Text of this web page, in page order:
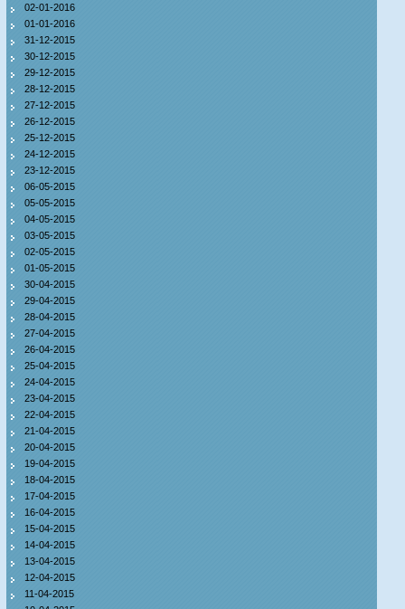
02-01-2016
01-01-2016
31-12-2015
30-12-2015
29-12-2015
28-12-2015
27-12-2015
26-12-2015
25-12-2015
24-12-2015
23-12-2015
06-05-2015
05-05-2015
04-05-2015
03-05-2015
02-05-2015
01-05-2015
30-04-2015
29-04-2015
28-04-2015
27-04-2015
26-04-2015
25-04-2015
24-04-2015
23-04-2015
22-04-2015
21-04-2015
20-04-2015
19-04-2015
18-04-2015
17-04-2015
16-04-2015
15-04-2015
14-04-2015
13-04-2015
12-04-2015
11-04-2015